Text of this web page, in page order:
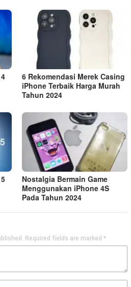
6 Rekomendasi Merek Casing
iPhone Terbaik Harga Murah
Tahun 2024
Nostalgia Bermain Game
Menggunakan iPhone 4S
Pada Tahun 2024
Required fields are marked *